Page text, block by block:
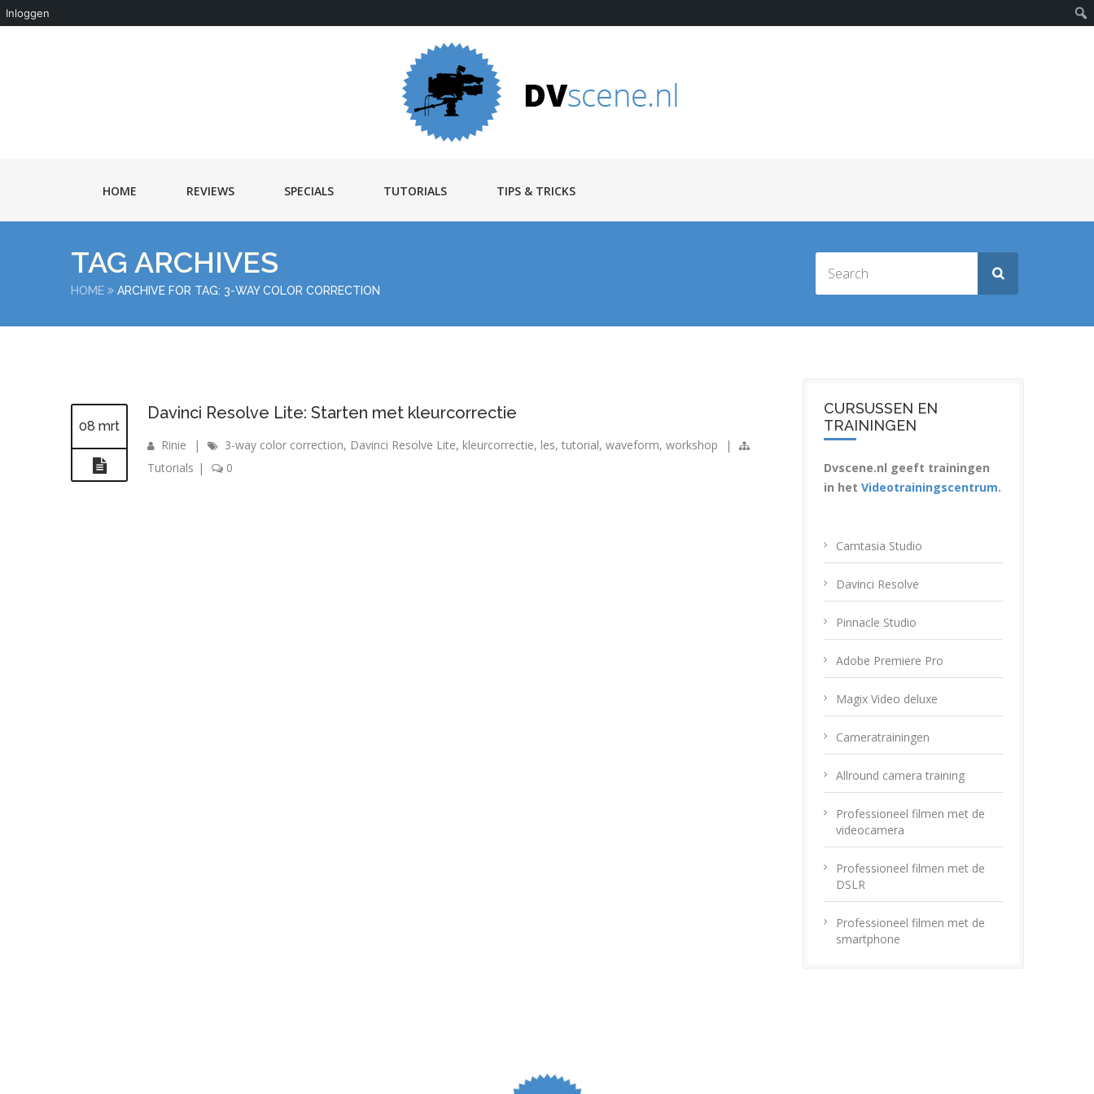
Inloggen
HOME REVIEWS SPECIALS TUTORIALS TIPS & TRICKS
TAG ARCHIVES
HOME ARCHIVE FOR TAG: 3-WAY COLOR CORRECTION
08 mrt
Davinci Resolve Lite: Starten met kleurcorrectie
Rinie | 3-way color correction, Davinci Resolve Lite, kleurcorrectie, les, tutorial, waveform, workshop
|
Tutorials | 0
CURSUSSEN EN
TRAININGEN
Dvscene.nl geeft trainingen
in het Videotrainingscentrum.
Camtasia Studio
Davinci Resolve
Pinnacle Studio
Adobe Premiere Pro
Magix Video deluxe
Cameratrainingen
Allround camera training
Professioneel filmen met de
videocamera
Professioneel filmen met de
DSLR
Professioneel filmen met de
smartphone